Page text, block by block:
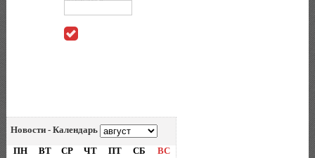
Новости - Календарь
ПН
ВТ СР ЧТ ПТ СБ
ВС